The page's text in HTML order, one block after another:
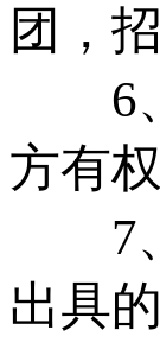
团，
6、
方有
7、
出具